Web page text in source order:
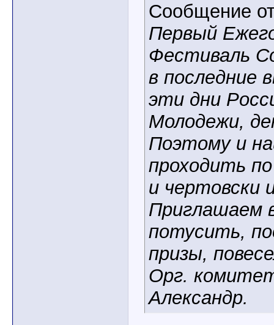
Сообщение
Первый
Фестиваль
в последние
эти дни
Молодежи,
Поэтому и
проходить
и чертовски
Приглашаем
потусить,
призы,
Орг.
Александр.